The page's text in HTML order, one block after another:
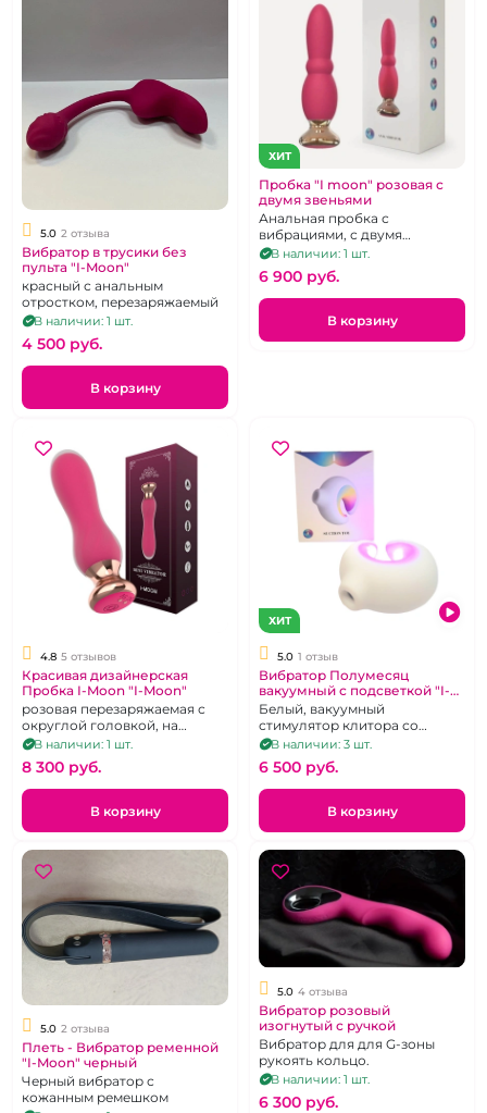
5.0 2 отзыва
Вибратор в трусики без
пульта "I-Moon"
красный с анальным
отростком, перезаряжаемый
В наличии: 1 шт.
4 500 pуб.
В корзину
ХИТ
Пробка "I moon" розовая с
двумя звеньями
Анальная пробка с
вибрациями, с двумя
звеньями розового цвета.
В наличии: 1 шт.
6 900 pуб.
В корзину
4.8 5 отзывов
Красивая дизайнерская
Пробка I-Moon "I-Moon"
розовая перезаряжаемая с
округлой головкой, на
дистанционном пульте
управления
В наличии: 1 шт.
8 300 pуб.
В корзину
ХИТ
5.0 1 отзыв
Вибратор Полумесяц
вакуумный с подсветкой "I-
Moon"
Белый, вакуумный
стимулятор клитора со
светодиодной подсветкой в
форме полумесяца.
В наличии: 3 шт.
6 500 pуб.
В корзину
5.0 2 отзыва
Плеть - Вибратор ременной
"I-Moon" черный
Черный вибратор с
кожанным ремешком
5.0 4 отзыва
Вибратор розовый
изогнутый с ручкой
Вибратор для для G-зоны
рукоять кольцо.
В наличии: 1 шт.
6 300 pуб.